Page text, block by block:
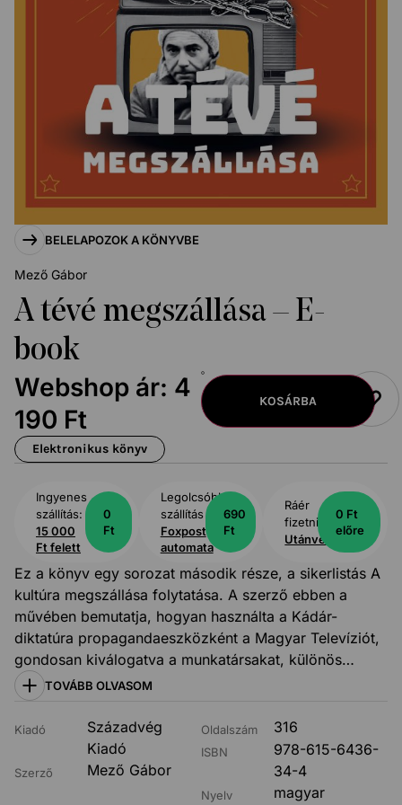
BELELAPOZOK A KÖNYVBE
Mező Gábor
A tévé megszállása – E-
book
Webshop ár: 4
190 Ft
KOSÁRBA
Elektronikus könyv
Ingyenes
szállítás:
15 000
Ft felett
0
Ft
Legolcsóbb
szállítás
Foxpost
automata
690
Ft
Ráér
fizetni:
Utánvét
0 Ft
előre
Ez a könyv egy sorozat második része, a sikerlistás A
kultúra megszállása folytatása. A szerző ebben a
művében bemutatja, hogyan használta a Kádár-
diktatúra propagandaeszközként a Magyar Televíziót,
gondosan kiválogatva a munkatársakat, különös
tekintettel a tévé jövendő „arcaira”. A „nagy pillanat”
1957. május elsején érkezett el, az ötvenhatos
forradalom és szabadságharc leverése után Kádár
János a tévé által élőben közvetített felvonulással
üzent: a Magyar Népköztársaság leszámolt az
„ellenforradalommal”. Ekkor még a megtorlás
TOVÁBB OLVASOM
Kiadó
Századvég
Kiadó
Szerző Mező Gábor
Oldalszám 316
ISBN
978-615-6436-
34-4
Nyelv magyar